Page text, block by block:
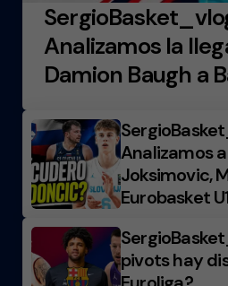
Analizamos la
Damion Baugh a
Analizamos
Joksimovic,
Eurobasket
pivots hay